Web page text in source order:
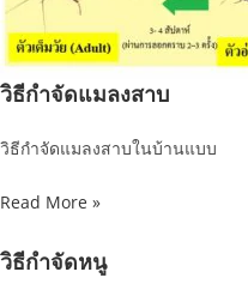
วิธีกำจัดแมลงสาบ
วิธีกำจัดแมลงสาบในบ้านแบบ
Read More »
วิธีกำจัดหนู